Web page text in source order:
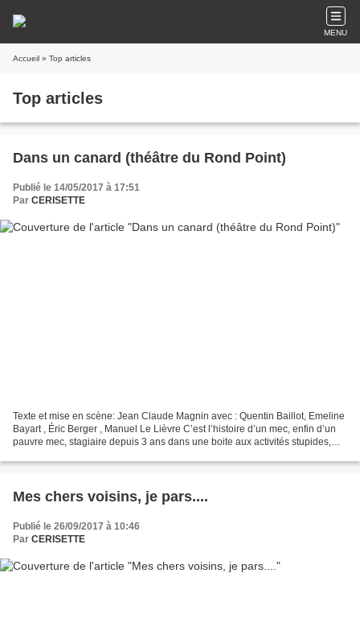
MENU
Accueil » Top articles
Top articles
Dans un canard (théâtre du Rond Point)
Publié le 14/05/2017 à 17:51
Par CERISETTE
Texte et mise en scène: Jean Claude Magnin avec : Quentin Baillot, Emeline
Bayart , Éric Berger , Manuel Le Lièvre C’est l’histoire d’un mec, enfin d’un
pauvre mec, stagiaire depuis 3 ans dans une boite aux activités stupides,
Mes chers voisins, je pars....
Publié le 26/09/2017 à 10:46
Par CERISETTE